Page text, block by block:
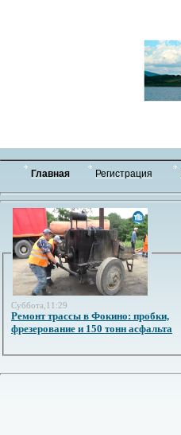
Главная Регистрация
Суббота,11:29
Ремонт трассы в Фокино: пробки,
фрезерование и 150 тонн асфальта